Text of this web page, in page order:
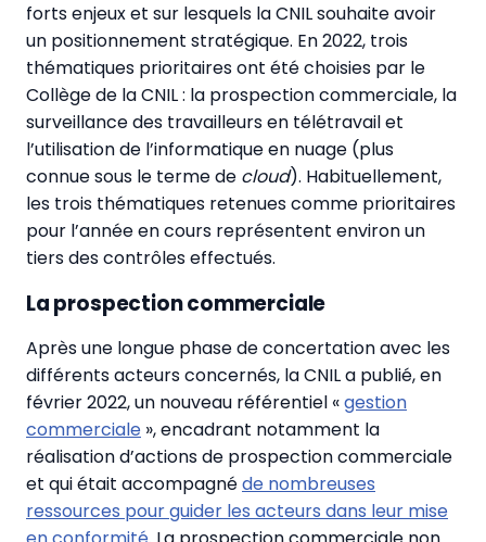
forts enjeux et sur lesquels la CNIL souhaite avoir
un positionnement stratégique. En 2022, trois
thématiques prioritaires ont été choisies par le
Collège de la CNIL : la prospection commerciale, la
surveillance des travailleurs en télétravail et
l’utilisation de l’informatique en nuage (plus
connue sous le terme de cloud). Habituellement,
les trois thématiques retenues comme prioritaires
pour l’année en cours représentent environ un
tiers des contrôles effectués.
La prospection commerciale
Après une longue phase de concertation avec les
différents acteurs concernés, la CNIL a publié, en
février 2022, un nouveau référentiel «gestion
commerciale », encadrant notamment la
réalisation d’actions de prospection commerciale
et qui était accompagnéde nombreuses
ressources pour guider les acteurs dans leur mise